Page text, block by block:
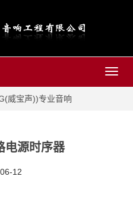
威宝声))专业音响
电源时序器
12